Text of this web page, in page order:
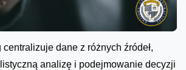
centralizuje dane z różnych źródeł,
analizę i podejmowanie decyzji